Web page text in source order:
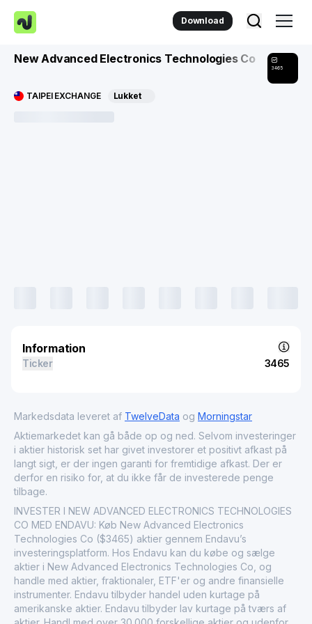
Download
New Advanced Electronics Technologies Co
3465
TAIPEI EXCHANGE Lukket
Information
Ticker 3465
Markedsdata leveret af TwelveData og Morningstar
Aktiemarkedet kan gå både op og ned. Selvom investeringer
i aktier historisk set har givet investorer et positivt afkast på
langt sigt, er der ingen garanti for fremtidige afkast. Der er
derfor en risiko for, at du ikke får de investerede penge
tilbage.
INVESTER I NEW ADVANCED ELECTRONICS TECHNOLOGIES
CO MED ENDAVU: Køb New Advanced Electronics
Technologies Co ($3465) aktier gennem Endavu’s
investeringsplatform. Hos Endavu kan du købe og sælge
aktier i New Advanced Electronics Technologies Co, og
handle med aktier, fraktionaler, ETF'er og andre finansielle
instrumenter. Endavu tilbyder handel uden kurtage på
amerikanske aktier. Endavu tilbyder lav kurtage på tværs af